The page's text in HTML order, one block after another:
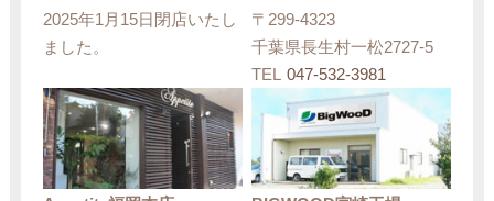
2025年1月15日閉店いたし
ました。
〒299-4323
千葉県長生村一松2727-5
TEL 047-532-3981